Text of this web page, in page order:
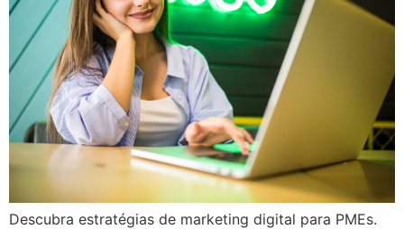
Descubra estratégias de marketing digital para PMEs.